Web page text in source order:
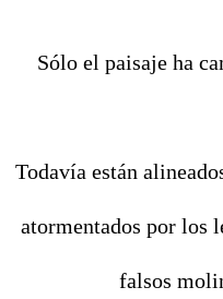
Sólo el paisaje ha
Todavía están
atormentados por los
falsos molinos